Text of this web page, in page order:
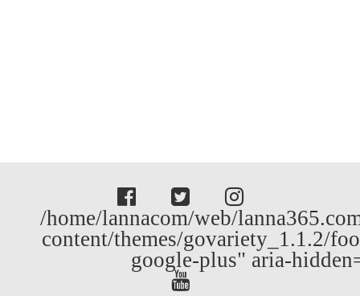
/home/lannacom/web/
content/themes/govariety_1.1.2/
google-plus" aria-